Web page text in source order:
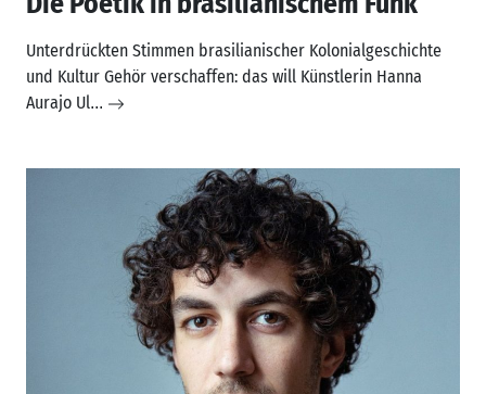
Unterdrückten Stimmen brasilianischer Kolonialgeschichte
und Kultur Gehör verschaffen: das will Künstlerin Hanna
Aurajo Ul...